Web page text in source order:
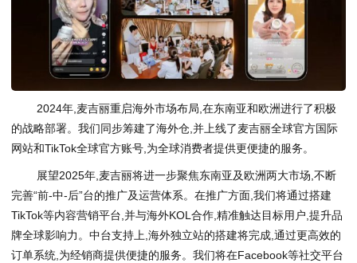
2024年,麦吉丽重启海外市场布局,在东南亚和欧洲进行了积极
的战略部署。我们同步筹建了海外仓,并上线了麦吉丽全球官方国际
网站和TikTok全球官方账号,为全球消费者提供更便捷的服务。
展望2025年,麦吉丽将进一步聚焦东南亚及欧洲两大市场,不断
完善“前-中-后”台的推广及运营体系。在推广方面,我们将通过搭建
TikTok等内容营销平台,并与海外KOL合作,精准触达目标用户,提升品
牌全球影响力。中台支持上,海外独立站的搭建将完成,通过更高效的
订单系统,为经销商提供便捷的服务。我们将在Facebook等社交平台